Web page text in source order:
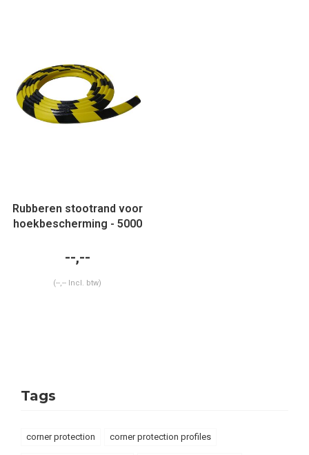
Rubberen stootrand voor
hoekbescherming - 5000
geel/zwart
--,--
(--,-- Incl. btw)
Tags
corner protection corner protection profiles